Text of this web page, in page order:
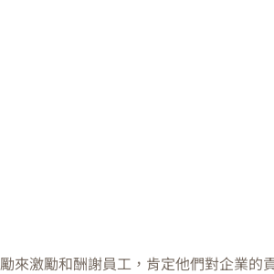
來激勵和酬謝員工，肯定他們對企業的